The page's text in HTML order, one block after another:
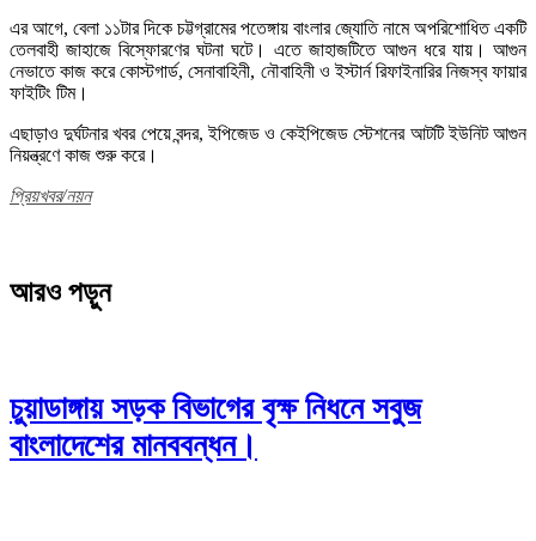
এর আগে, বেলা ১১টার দিকে চট্টগ্রামের পতেঙ্গায় বাংলার জ্যোতি নামে অপরিশোধিত একটি
তেলবাহী জাহাজে বিস্ফোরণের ঘটনা ঘটে। এতে জাহাজটিতে আগুন ধরে যায়। আগুন
নেভাতে কাজ করে কোস্টগার্ড, সেনাবাহিনী, নৌবাহিনী ও ইস্টার্ন রিফাইনারির নিজস্ব ফায়ার
ফাইটিং টিম।
এছাড়াও দুর্ঘটনার খবর পেয়ে বন্দর, ইপিজেড ও কেইপিজেড স্টেশনের আটটি ইউনিট আগুন
নিয়ন্ত্রণে কাজ শুরু করে।
প্রিয়খবর/নয়ন
আরও পড়ুন
চুয়াডাঙ্গায় সড়ক বিভাগের বৃক্ষ নিধনে সবুজ
বাংলাদেশের মানববন্ধন।